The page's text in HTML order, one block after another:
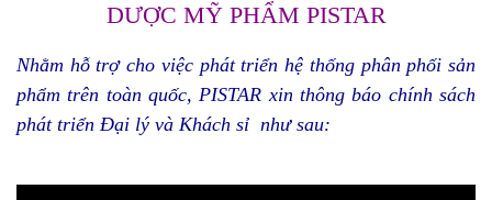
DƯỢC MỸ PHẨM PISTAR
Nhằm hỗ trợ cho việc phát triển hệ thống phân phối sản
phẩm trên toàn quốc, PISTAR xin thông báo chính sách
phát triển Đại lý và Khách sỉ như sau: